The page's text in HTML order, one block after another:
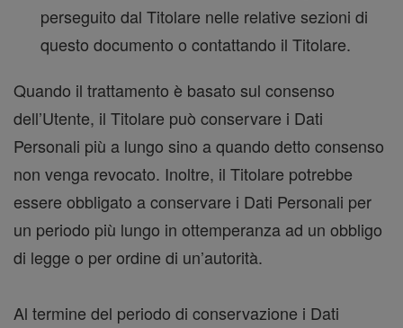
perseguito dal Titolare nelle relative sezioni di
questo documento o contattando il Titolare.
Quando il trattamento è basato sul consenso
dell’Utente, il Titolare può conservare i Dati
Personali più a lungo sino a quando detto consenso
non venga revocato. Inoltre, il Titolare potrebbe
essere obbligato a conservare i Dati Personali per
un periodo più lungo in ottemperanza ad un obbligo
di legge o per ordine di un’autorità.
Al termine del periodo di conservazione i Dati